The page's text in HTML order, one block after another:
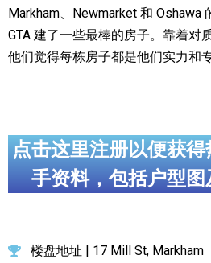
Markham、Newmarket 和 Oshawa
GTA 建了一些最棒的房子。靠着对
他们觉得每栋房子都是他们实力和
点击这里注册以便获
手资料，包括户型
楼盘地址 | 17 Mill St, Markham